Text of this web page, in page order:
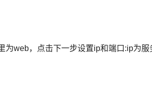
为web，点击下一步设置ip和端口:ip为服